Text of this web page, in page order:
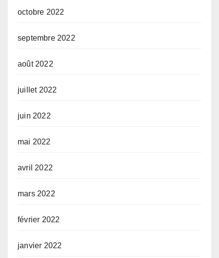
octobre 2022
septembre 2022
août 2022
juillet 2022
juin 2022
mai 2022
avril 2022
mars 2022
février 2022
janvier 2022